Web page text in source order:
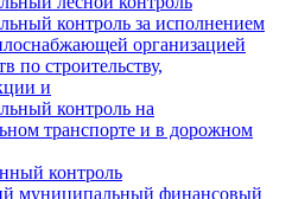
контроль за исполнением
организацией
по строительству,
и
контроль на
транспорте и в дорожном
контроль
муниципальный финансовый